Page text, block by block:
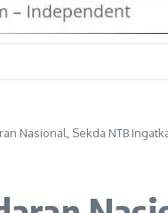
Nasional, Sekda NTB